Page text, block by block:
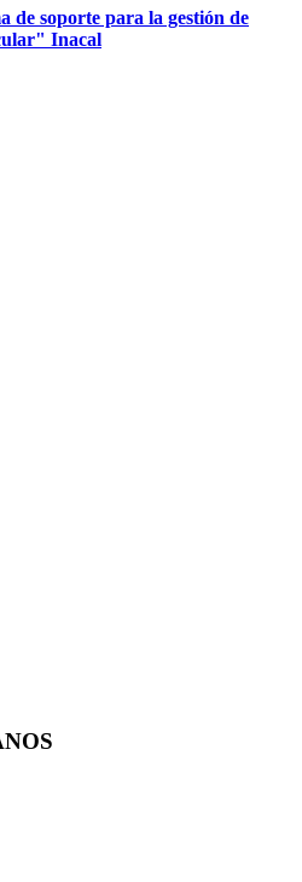
soporte para la gestión de
Inacal